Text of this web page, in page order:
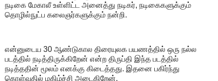
நடிகை மேகாலீ உள்ளிட்ட அனைத்து நடிகர், நடிகைகளுக்கும்
தொழில்நுட்ப கலைஞர்களுக்கும் நன்றி.
என்னுடைய 30 ஆண்டுகால திரையுலக பயணத்தில் ஒரு நல்ல
படத்தில் நடித்திருக்கிறேன் என்ற திருப்தி இந்த படத்தில்
நடித்ததின் மூலம் எனக்கு கிடைத்தது. இதனை பகிர்ந்து
கொள்வதில் மகிழ்ச்சி அடைகிறேன்.